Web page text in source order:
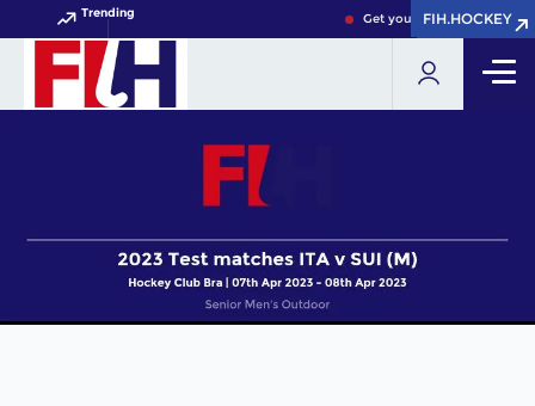
Trending Get your FIH Hockey World
FIH.HOCKEY
FIH.HOCKEY